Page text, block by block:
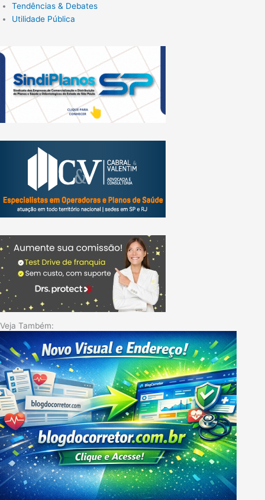
Tendências & Debates
Utilidade Pública
Veja Também: